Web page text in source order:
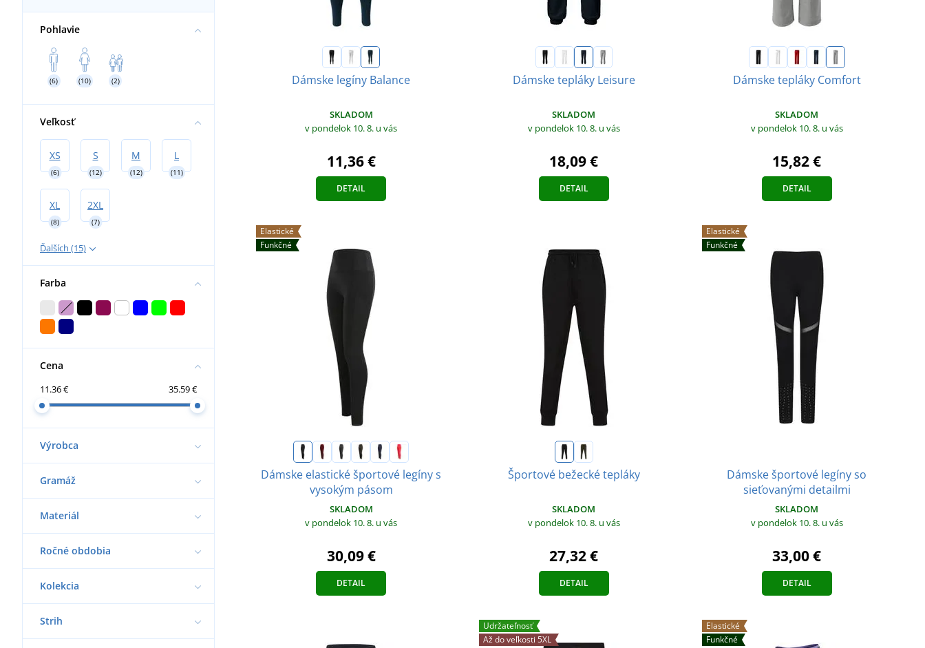
Pohlavie
(6) (10) (2)
Veľkosť
XS
(6)
S
(12)
M
(12)
L
(11)
XL
(8)
2XL
(7)
Ďalších (15)
Farba
Cena
11.36 € 35.59 €
Výrobca
Gramáž
Materiál
Ročné obdobia
Kolekcia
Strih
Dámske legíny Balance
SKLADOM
v pondelok 10. 8. u vás
11,36 €
DETAIL
Dámske tepláky Leisure
SKLADOM
v pondelok 10. 8. u vás
18,09 €
DETAIL
Dámske tepláky Comfort
SKLADOM
v pondelok 10. 8. u vás
15,82 €
DETAIL
Elastické
Funkčné
Dámske elastické športové legíny s
vysokým pásom
SKLADOM
v pondelok 10. 8. u vás
30,09 €
DETAIL
Športové bežecké tepláky
SKLADOM
v pondelok 10. 8. u vás
27,32 €
DETAIL
Elastické
Funkčné
Dámske športové legíny so
sieťovanými detailmi
SKLADOM
v pondelok 10. 8. u vás
33,00 €
DETAIL
Udržateľnosť
Až do veľkosti 5XL
Elastické
Funkčné